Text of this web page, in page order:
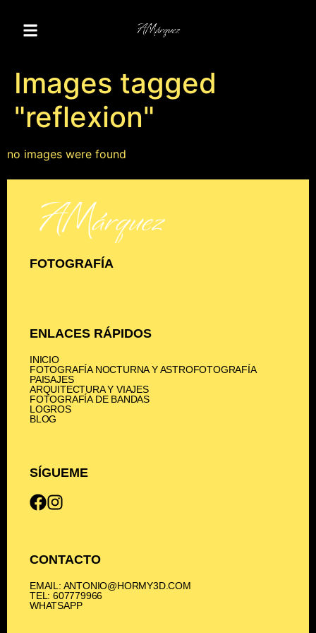
Images tagged
"reflexion"
no images were found
FOTOGRAFÍA
ENLACES RÁPIDOS
INICIO
FOTOGRAFÍA NOCTURNA Y ASTROFOTOGRAFÍA
PAISAJES
ARQUITECTURA Y VIAJES
FOTOGRAFÍA DE BANDAS
LOGROS
BLOG
SÍGUEME
CONTACTO
EMAIL: ANTONIO@HORMY3D.COM
TEL: 607779966
WHATSAPP